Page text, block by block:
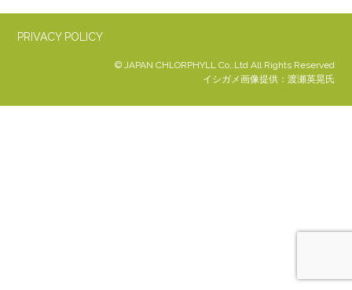
PRIVACY POLICY
© JAPAN CHLORPHYLL Co,.Ltd All Rights Reserved
イシガメ画像提供：渡瀬英晃氏